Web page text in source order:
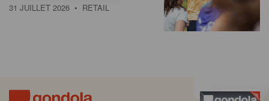
31 JUILLET 2026 • RETAIL